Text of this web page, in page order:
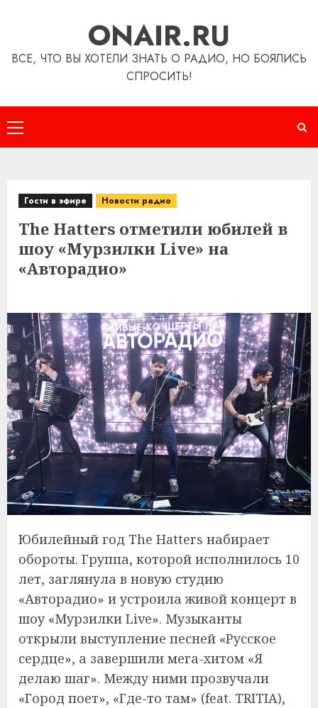
ONAIR.RU
ВСЕ, ЧТО ВЫ ХОТЕЛИ ЗНАТЬ О РАДИО, НО БОЯЛИСЬ
СПРОСИТЬ!
Основное
меню
Гости в эфире Новости радио
The Hatters отметили юбилей в
шоу «Мурзилки Live» на
«Авторадио»
Юбилейный год The Hatters набирает
обороты. Группа, которой исполнилось 10
лет, заглянула в новую студию
«Авторадио» и устроила живой концерт в
шоу «Мурзилки Live». Музыканты
открыли выступление песней «Русское
сердце», а завершили мега-хитом «Я
делаю шаг». Между ними прозвучали
«Город поет», «Где-то там» (feat. TRITIA),